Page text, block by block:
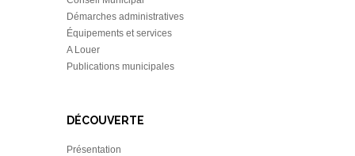
Démarches administratives
Équipements et services
A Louer
Publications municipales
DÉCOUVERTE
Présentation